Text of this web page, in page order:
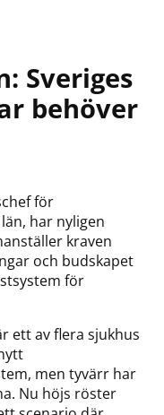
Sveriges
behöver
för
har nyligen
kraven
och budskapet
för
ett av flera sjukhus
men tyvärr har
Nu höjs röster